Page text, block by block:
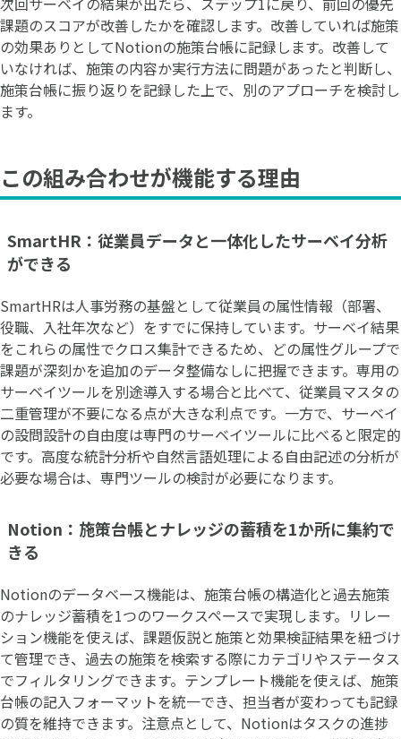
課題のスコアが改善したかを確認します。改善していれば施策
の効果ありとしてNotionの施策台帳に記録します。改善して
いなければ、施策の内容か実行方法に問題があったと判断し、
施策台帳に振り返りを記録した上で、別のアプローチを検討し
ます。
この組み合わせが機能する理由
SmartHR：従業員データと一体化したサーベイ分析
ができる
SmartHRは人事労務の基盤として従業員の属性情報（部署、
役職、入社年次など）をすでに保持しています。サーベイ結果
をこれらの属性でクロス集計できるため、どの属性グループで
課題が深刻かを追加のデータ整備なしに把握できます。専用の
サーベイツールを別途導入する場合と比べて、従業員マスタの
二重管理が不要になる点が大きな利点です。一方で、サーベイ
の設問設計の自由度は専門のサーベイツールに比べると限定的
です。高度な統計分析や自然言語処理による自由記述の分析が
必要な場合は、専門ツールの検討が必要になります。
Notion：施策台帳とナレッジの蓄積を1か所に集約で
きる
Notionのデータベース機能は、施策台帳の構造化と過去施策
のナレッジ蓄積を1つのワークスペースで実現します。リレー
ション機能を使えば、課題仮説と施策と効果検証結果を紐づけ
て管理でき、過去の施策を検索する際にカテゴリやステータス
でフィルタリングできます。テンプレート機能を使えば、施策
台帳の記入フォーマットを統一でき、担当者が変わっても記録
の質を維持できます。注意点として、Notionはタスクの進捗